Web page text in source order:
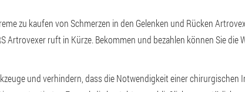
zu kaufen von Schmerzen in den Gelenken und Rücken
Artrovexer ruft in Kürze. Bekommen und bezahlen können Sie die
und verhindern, dass die Notwendigkeit einer chirurgischen